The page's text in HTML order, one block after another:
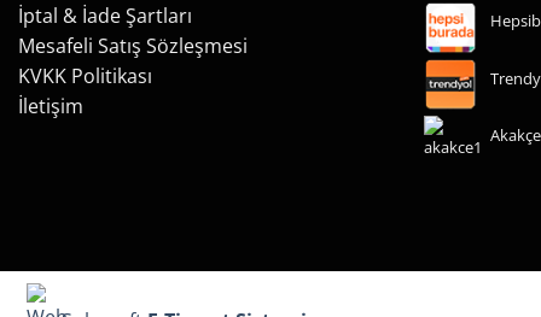
İptal & İade Şartları
Mesafeli Satış Sözleşmesi
KVKK Politikası
İletişim